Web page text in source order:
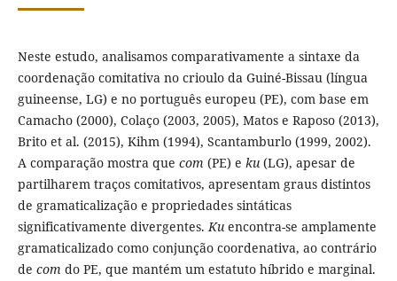
Neste estudo, analisamos comparativamente a sintaxe da
coordenação comitativa no crioulo da Guiné-Bissau (língua
guineense, LG) e no português europeu (PE), com base em
Camacho (2000), Colaço (2003, 2005), Matos e Raposo (2013),
Brito et al. (2015), Kihm (1994), Scantamburlo (1999, 2002).
A comparação mostra que com (PE) e ku(LG), apesar de
partilharem traços comitativos, apresentam graus distintos
de gramaticalização e propriedades sintáticas
significativamente divergentes.Ku encontra-se amplamente
gramaticalizado como conjunção coordenativa, ao contrário
de com do PE, que mantém um estatuto híbrido e marginal.